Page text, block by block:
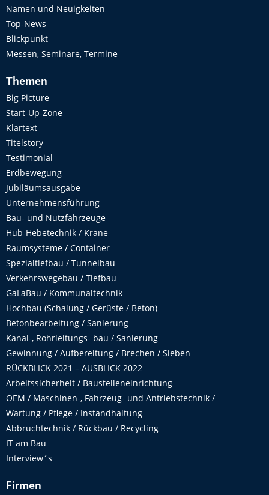
Namen und Neuigkeiten
Top-News
Blickpunkt
Messen, Seminare, Termine
Themen
Big Picture
Start-Up-Zone
Klartext
Titelstory
Testimonial
Erdbewegung
Jubiläumsausgabe
Unternehmensführung
Bau- und Nutzfahrzeuge
Hub-Hebetechnik / Krane
Raumsysteme / Container
Spezialtiefbau / Tunnelbau
Verkehrswegebau / Tiefbau
GaLaBau / Kommunaltechnik
Hochbau (Schalung / Gerüste / Beton)
Betonbearbeitung / Sanierung
Kanal-, Rohrleitungs- bau / Sanierung
Gewinnung / Aufbereitung / Brechen / Sieben
RÜCKBLICK 2021 – AUSBLICK 2022
Arbeitssicherheit / Baustelleneinrichtung
OEM / Maschinen-, Fahrzeug- und Antriebstechnik /
Wartung / Pflege / Instandhaltung
Abbruchtechnik / Rückbau / Recycling
IT am Bau
Interview´s
Firmen